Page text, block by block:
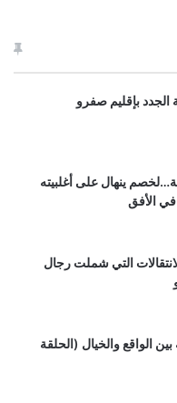
بإقليم صفرو
ينهال على أغلبيته
في الأفق
التي شملت رجال
بين الواقع والخيال (الحلقة